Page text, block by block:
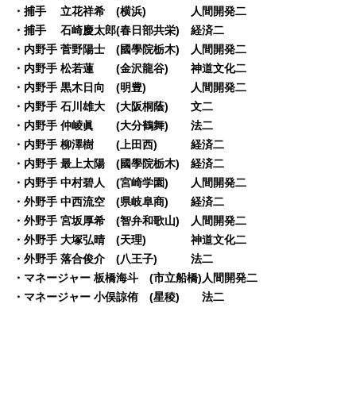
・捕手 立花祥希 (横浜) 人間開発二
・捕手 石崎慶太郎(春日部共栄) 経済二
・内野手 菅野陽士 (國學院栃木) 人間開発二
・内野手 松若蓮 (金沢龍谷) 神道文化二
・内野手 黒木日向 (明豊) 人間開発二
・内野手 石川雄大 (大阪桐蔭) 文二
・内野手 仲崚眞 (大分鶴舞) 法二
・内野手 柳澤樹 (上田西) 経済二
・内野手 最上太陽 (國學院栃木) 経済二
・内野手 中村碧人 (宮崎学園) 人間開発二
・外野手 中西流空 (県岐阜商) 経済二
・外野手 宮坂厚希 (智弁和歌山) 人間開発二
・外野手 大塚弘晴 (天理) 神道文化二
・外野手 落合俊介 (八王子) 法二
・マネージャー 板橋海斗 (市立船橋)人間開発二
・マネージャー 小俣諒侑 (星稜) 法二